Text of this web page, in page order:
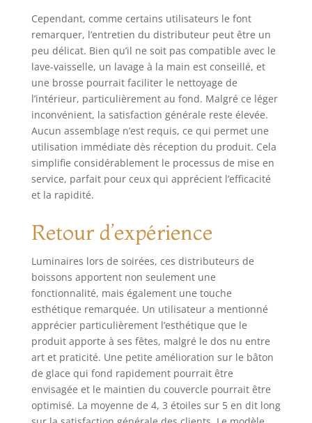
Cependant, comme certains utilisateurs le font
remarquer, l’entretien du distributeur peut être un
peu délicat. Bien qu’il ne soit pas compatible avec le
lave-vaisselle, un lavage à la main est conseillé, et
une brosse pourrait faciliter le nettoyage de
l’intérieur, particulièrement au fond. Malgré ce léger
inconvénient, la satisfaction générale reste élevée.
Aucun assemblage n’est requis, ce qui permet une
utilisation immédiate dès réception du produit. Cela
simplifie considérablement le processus de mise en
service, parfait pour ceux qui apprécient l’efficacité
et la rapidité.
Retour d’expérience
Luminaires lors de soirées, ces distributeurs de
boissons apportent non seulement une
fonctionnalité, mais également une touche
esthétique remarquée. Un utilisateur a mentionné
apprécier particulièrement l’esthétique que le
produit apporte à ses fêtes, malgré le dos nu entre
art et praticité. Une petite amélioration sur le bâton
de glace qui fond rapidement pourrait être
envisagée et le maintien du couvercle pourrait être
optimisé. La moyenne de 4, 3 étoiles sur 5 en dit long